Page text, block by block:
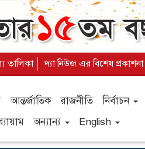
তালিকা দ্যা নিউজ এর বিশেষ প্রকাশনা
আন্তর্জাতিক রাজনীতি নির্বাচন
অন্যান্য English